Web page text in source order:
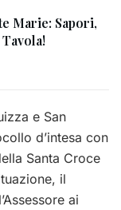
Marie: Sapori,
e San
d’intesa con
Santa Croce
il
ai